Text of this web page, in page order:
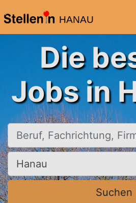
HANAU
Die
Jobs in
Beruf, Fachrichtung, Firma
Ort, Stadt
Suchen